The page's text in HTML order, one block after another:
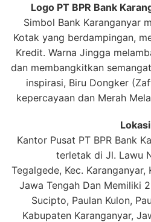
Logo PT BPR Bank
Simbol Bank Karanganyar
Kotak yang berdampingan,
Kredit. Warna Jingga
dan membangkitkan
inspirasi, Biru Dongker
kepercayaan dan Merah
Lokasi
Kantor Pusat PT BPR Bank
terletak di Jl. Lawu
Tegalgede, Kec. Karanganyar,
Jawa Tengah Dan Memiliki
Sucipto, Paulan Kulon,
Kabupaten Karanganyar,